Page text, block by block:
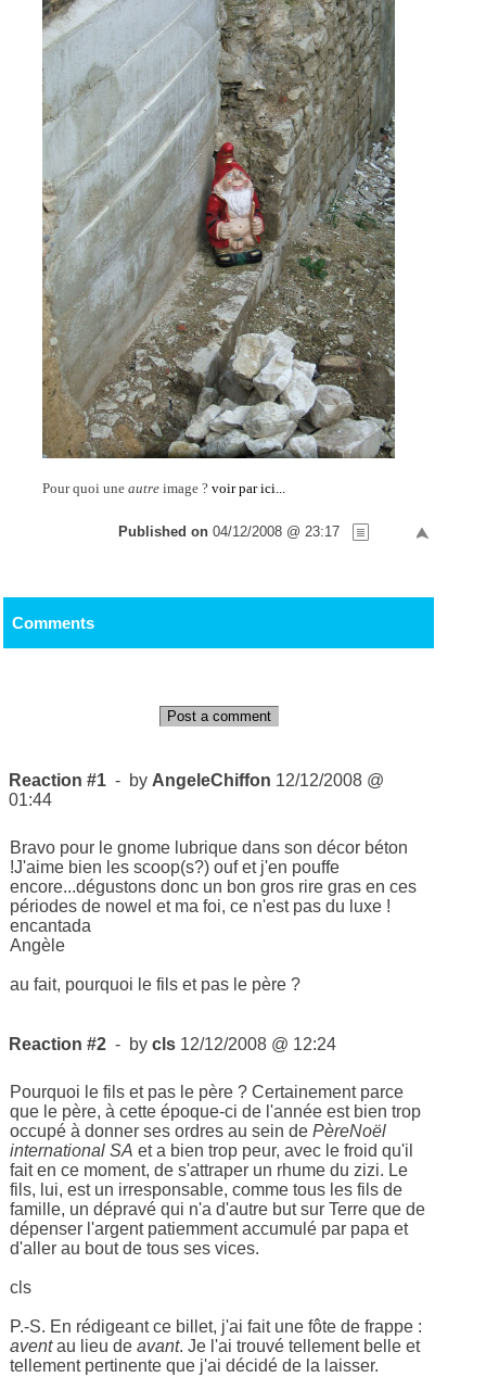
Pour quoi uneautre image ?voir par ici...
Published on 04/12/2008 @ 23:17
Comments
Post a comment
Reaction #1 - byAngeleChiffon 12/12/2008 @
01:44
Bravo pour le gnome lubrique dans son décor béton
!J'aime bien les scoop(s?) ouf et j'en pouffe
encore...dégustons donc un bon gros rire gras en ces
périodes de nowel et ma foi, ce n'est pas du luxe !
encantada
Angèle
au fait, pourquoi le fils et pas le père ?
Reaction #2 - bycls 12/12/2008 @ 12:24
Pourquoi le fils et pas le père ? Certainement parce
que le père, à cette époque-ci de l'année est bien trop
occupé à donner ses ordres au sein dePèreNoël
international SA et a bien trop peur, avec le froid qu'il
fait en ce moment, de s'attraper un rhume du zizi. Le
fils, lui, est un irresponsable, comme tous les fils de
famille, un dépravé qui n'a d'autre but sur Terre que de
dépenser l'argent patiemment accumulé par papa et
d'aller au bout de tous ses vices.
cls
P.-S. En rédigeant ce billet, j'ai fait une fôte de frappe :
aventau lieu deavant. Je l'ai trouvé tellement belle et
tellement pertinente que j'ai décidé de la laisser.